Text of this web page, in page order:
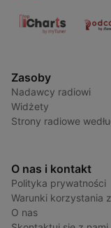
Zasoby
Nadawcy radiowi
Widżety
Strony radiowe
O nas i kontakt
Polityka prywatności
Warunki korzystania
O nas